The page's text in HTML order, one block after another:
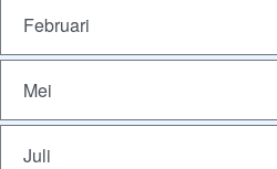
Februari
Mei
Juli